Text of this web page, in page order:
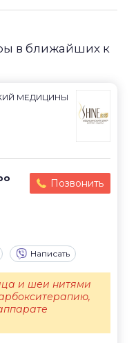
в ближайших к
МЕДИЦИНЫ
Позвонить
Написать
и шеи нитями